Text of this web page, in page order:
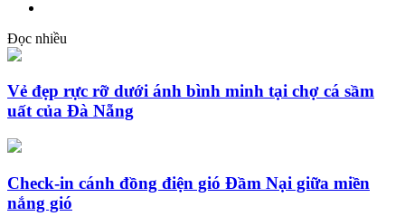
Đọc nhiều
Vẻ đẹp rực rỡ dưới ánh bình minh tại chợ cá sầm
uất của Đà Nẵng
Check-in cánh đồng điện gió Đầm Nại giữa miền
nắng gió